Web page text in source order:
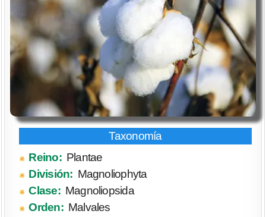
Reino:Plantae
División: Magnoliophyta
Clase:Magnoliopsida
Orden:Malvales